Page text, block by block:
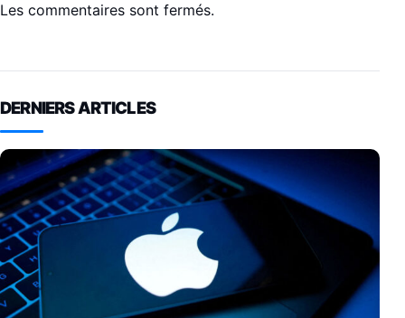
Les commentaires sont fermés.
DERNIERS ARTICLES